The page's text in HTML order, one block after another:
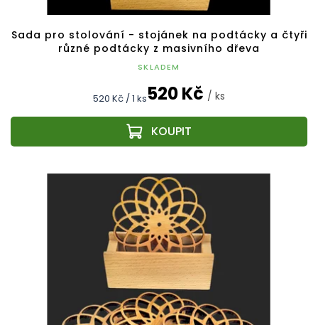
Sada pro stolování - stojánek na podtácky a čtyři
různé podtácky z masivního dřeva
SKLADEM
520 Kč / ks
Měrná
520 Kč / 1 ks